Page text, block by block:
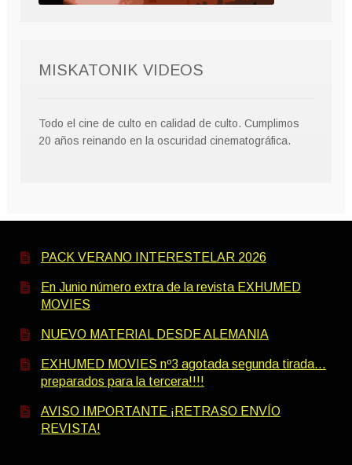
MISKATONIK VIDEOS
Todo el cine de culto en calidad de culto. Cumplimos
20 años reinando en la oscuridad cinematográfica.
PACK VERANO INTERESTELAR 2026
En Junio número extra de la revista EXHUMED
MOVIES
NUEVO MATERIAL DESDE ALEMANIA
EXHUMED MOVIES nº3 agotada segunda tirada…
preparados para la tercera!!!!
AVISO IMPORTANTE ¡RETRASO ENVÍO
REVISTA!